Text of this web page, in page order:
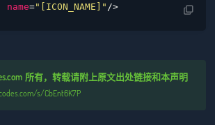
name="[ICON_NAME]" />
所有，转载请附上原文出处链接和本声明
s/CbEnt6K7P